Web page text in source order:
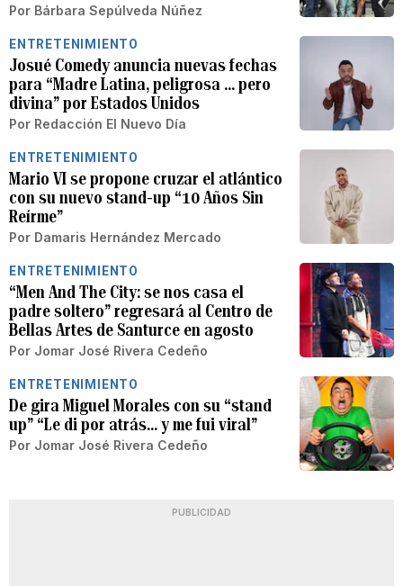
Por Bárbara Sepúlveda Núñez
ENTRETENIMIENTO
Josué Comedy anuncia nuevas fechas
para “Madre Latina, peligrosa … pero
divina” por Estados Unidos
Por Redacción El Nuevo Día
ENTRETENIMIENTO
Mario VI se propone cruzar el atlántico
con su nuevo stand-up “10 Años Sin
Reírme”
Por Damaris Hernández Mercado
ENTRETENIMIENTO
“Men And The City: se nos casa el
padre soltero” regresará al Centro de
Bellas Artes de Santurce en agosto
Por Jomar José Rivera Cedeño
ENTRETENIMIENTO
De gira Miguel Morales con su “stand
up” “Le di por atrás... y me fui viral”
Por Jomar José Rivera Cedeño
PUBLICIDAD